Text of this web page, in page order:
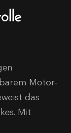
Motor-
das
Mit